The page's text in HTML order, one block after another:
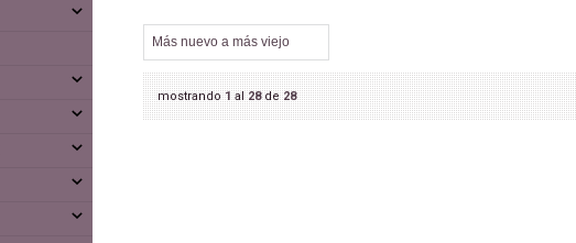
mostrando1al28de 28